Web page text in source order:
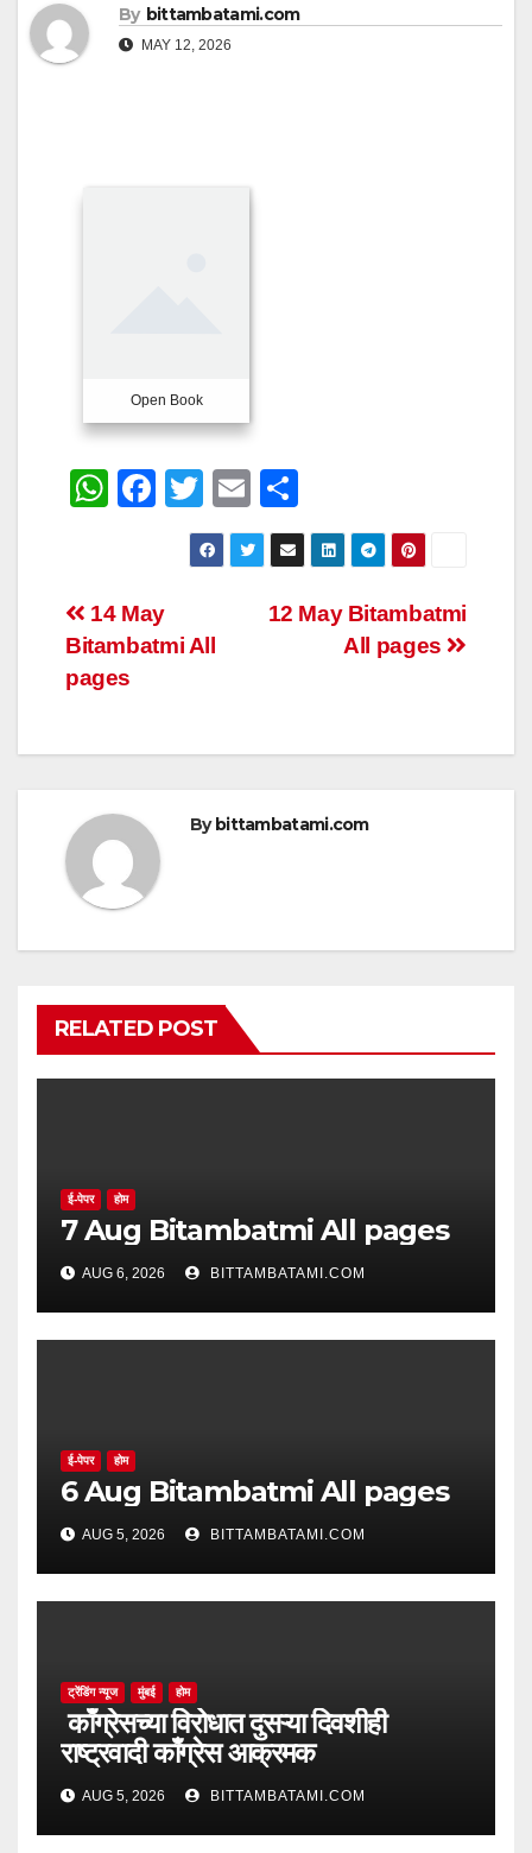
By bittambatami.com
MAY 12, 2026
Open Book
W
s
A
p
F
e
b
k
T
wi
tt
E
m
ail
h
ar
e
Post
navigation
12 May Bitambatmi
All pages
14 May
Bitambatmi All
pages
By bittambatami.com
RELATED POST
ई-पेपर होम
7 Aug Bitambatmi All pages
AUG 6, 2026 BITTAMBATAMI.COM
ई-पेपर होम
6 Aug Bitambatmi All pages
AUG 5, 2026 BITTAMBATAMI.COM
ट्रेंडिंग न्यूज मुंबई होम
काँग्रेसच्या विरोधात दुसऱ्या दिवशीही
राष्ट्रवादी काँग्रेस आक्रमक
AUG 5, 2026 BITTAMBATAMI.COM